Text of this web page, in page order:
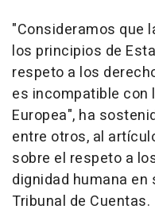
"Consideramos que
los principios de
respeto a los
es incompatible con
Europea", ha
entre otros, al
sobre el respeto a
dignidad humana en
Tribunal de Cuentas.